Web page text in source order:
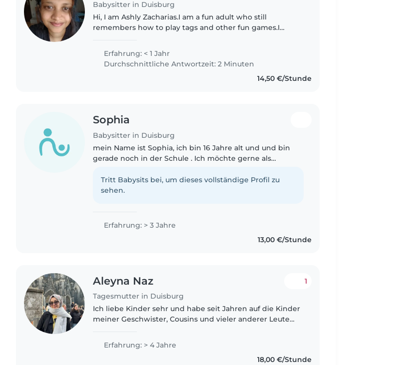
Babysitter in Duisburg
Hi, I am Ashly Zacharias.I am a fun adult who still
remembers how to play tags and other fun games.I
homework and also feed children.I..
Erfahrung: < 1 Jahr
Durchschnittliche Antwortzeit: 2 Minuten
14,50 €/Stunde
Sophia
Babysitter in Duisburg
mein Name ist Sophia, ich bin 16 Jahre alt und und bin
gerade noch in der Schule . Ich möchte gerne als
und gut mit ihnen umgehen..
Tritt Babysits bei, um dieses vollständige Profil zu
sehen.
Erfahrung: > 3 Jahre
13,00 €/Stunde
Aleyna Naz
Tagesmutter in Duisburg
1
Ich liebe Kinder sehr und habe seit Jahren auf die Kinder
meiner Geschwister, Cousins und vieler anderer Leute
besonderen Bedürfnissen,..
Erfahrung: > 4 Jahre
18,00 €/Stunde